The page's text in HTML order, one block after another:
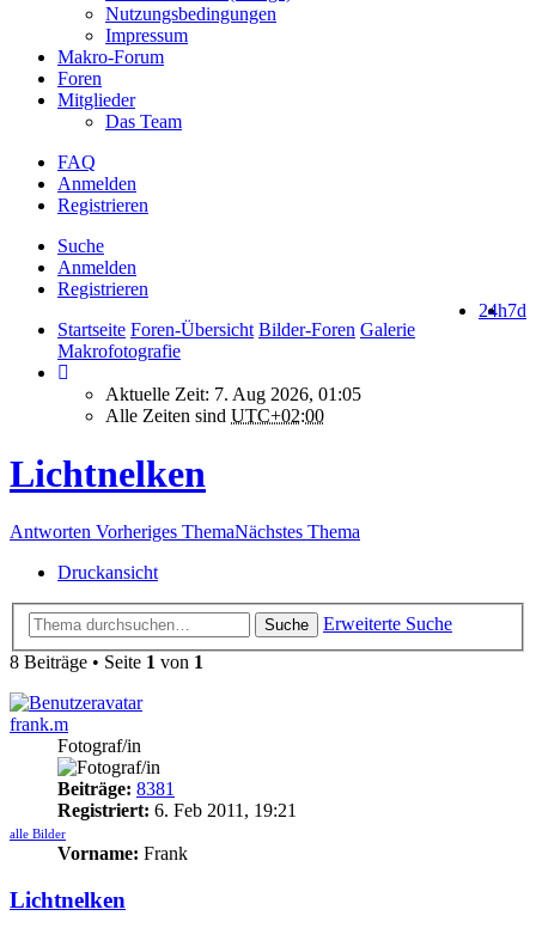
Nutzungsbedingungen
Impressum
Makro-Forum
Foren
Mitglieder
Das Team
FAQ
Anmelden
Registrieren
Suche
Anmelden
Registrieren
7d
24h
Startseite Foren-Übersicht Bilder-Foren Galerie
Makrofotografie
Aktuelle Zeit: 7. Aug 2026, 01:05
Alle Zeiten sind UTC+02:00
Lichtnelken
Antworten Vorheriges ThemaNächstes Thema
Druckansicht
Suche
Erweiterte Suche
8 Beiträge • Seite 1 von 1
frank.m
Fotograf/in
Beiträge: 8381
Registriert: 6. Feb 2011, 19:21
alle Bilder
Vorname: Frank
Lichtnelken